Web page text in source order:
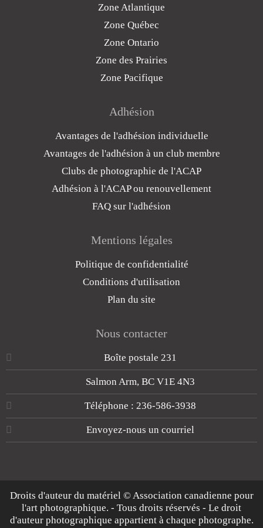
Zone Atlantique
Zone Québec
Zone Ontario
Zone des Prairies
Zone Pacifique
Adhésion
Avantages de l'adhésion individuelle
Avantages de l'adhésion à un club membre
Clubs de photographie de l'ACAP
Adhésion à l'ACAP ou renouvellement
FAQ sur l'adhésion
Mentions légales
Politique de confidentialité
Conditions d'utilisation
Plan du site
Nous contacter
Boîte postale 231
Salmon Arm, BC V1E 4N3
Téléphone : 236-586-3938
Envoyez-nous un courriel
Droits d'auteur du matériel © Association canadienne pour
l'art photographique. - Tous droits réservés - Le droit
d'auteur photographique appartient à chaque photographe.